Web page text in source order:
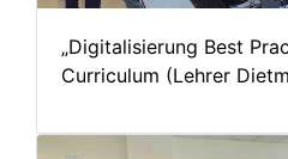
„Digitalisierung Best
Curriculum (Lehrer